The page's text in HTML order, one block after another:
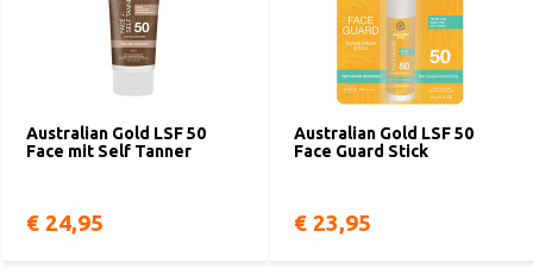
Australian Gold LSF 50
Face mit Self Tanner
€ 24,95
Australian Gold LSF 50
Face Guard Stick
€ 23,95